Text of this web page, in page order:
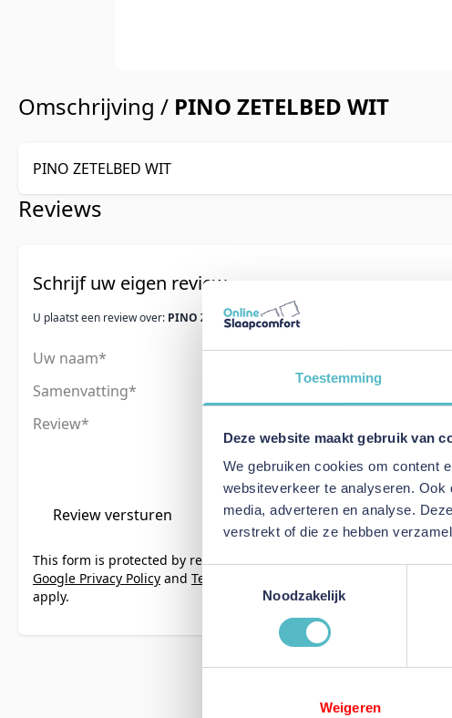
Toestemming
Deze website maakt gebruik van
We gebruiken cookies om content
websiteverkeer te analyseren.
media, adverteren en analyse.
verstrekt of die ze hebben
Toestemmingsselectie
Noodzakelijk
Weigeren
Omschrijving / PINO ZETELBED WIT
PINO ZETELBED WIT
Reviews
Schrijf uw eigen review
U plaatst een review over: PINO ZETELBED WIT
Uw naam
Samenvatting
Review
Review versturen
This form is protected by reCAPTCHA - the
Google Privacy Policy and Terms of Service
apply.